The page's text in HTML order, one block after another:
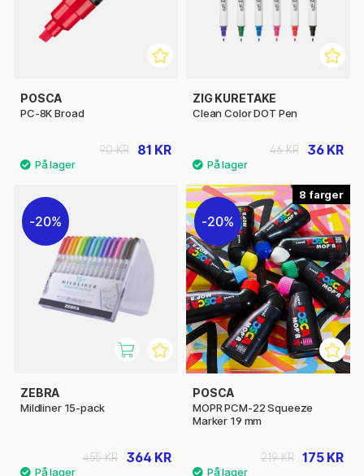
POSCA
PC-8K Broad
81 KR
90 KR
ZIG KURETAKE
Clean Color DOT Pen
36 KR
46 KR
20%
ZEBRA
Mildliner 15-pack
364 KR
455 KR
8
20%
POSCA
MOPR PCM-22 Squeeze
Marker 19 mm
175 KR
219 KR